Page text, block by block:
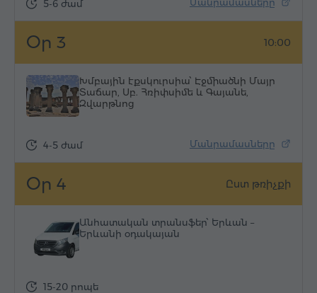
Մանրամասները
5-6 ժամ
Օր 3 10:00
Խմբային էքսկուրսիա՝ Էջմիածնի Մայր
Տաճար, Սբ. Հռիփսիմե և Գայանե,
Զվարթնոց
Մանրամասները
4-5 ժամ
Օր 4 Ըստ թռիչքի
Անհատական տրանսֆեր՝ Երևան –
Երևանի օդակայան
15-20 րոպե